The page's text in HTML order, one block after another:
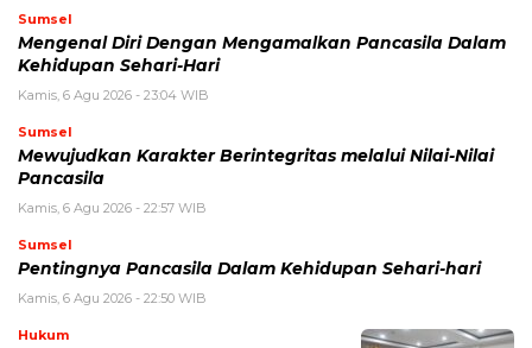
Sumsel
Mengenal Diri Dengan Mengamalkan Pancasila Dalam
Kehidupan Sehari-Hari
Kamis, 6 Agu 2026 - 23:04 WIB
Sumsel
Mewujudkan Karakter Berintegritas melalui Nilai-Nilai
Pancasila
Kamis, 6 Agu 2026 - 22:57 WIB
Sumsel
Pentingnya Pancasila Dalam Kehidupan Sehari-hari
Kamis, 6 Agu 2026 - 22:50 WIB
Hukum